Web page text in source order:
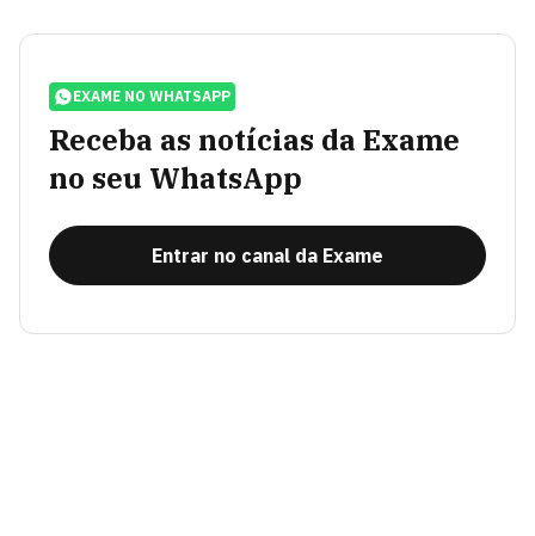
EXAME NO WHATSAPP
Receba as notícias da Exame
no seu WhatsApp
Entrar no canal da Exame